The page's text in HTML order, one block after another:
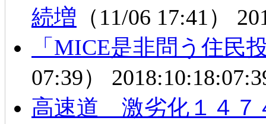
続増 （11/06 17:41）
「MICE是非問う住
07:39）
高速道 激劣化１４７